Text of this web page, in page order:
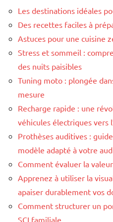
Les destinations idéales
Des recettes faciles à
Astuces pour une cuisine
Stress et sommeil :
des nuits paisibles
Tuning moto : plongée
mesure
Recharge rapide : une
véhicules électriques vers
Prothèses auditives :
modèle adapté à votre
Comment évaluer la
Apprenez à utiliser la
apaiser durablement vos
Comment structurer un
SCI familiale